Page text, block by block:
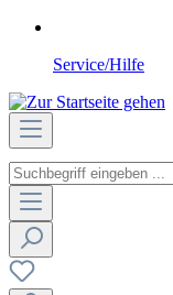
Service/Hilfe